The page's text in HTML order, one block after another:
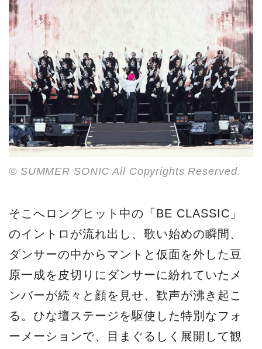
© SUMMER SONIC All Copyrights Reserved.
そこへロングヒット中の「BE CLASSIC」
のイントロが流れ出し、歌い始めの瞬間、
ダンサーの中からマントと仮面を外した豆
原一成を皮切りにダンサーに紛れていたメ
ンバーが続々と顔を見せ、歓声が沸き起こ
る。ひな壇ステージを駆使した特別なフォ
ーメーションで、目まぐるしく展開して観